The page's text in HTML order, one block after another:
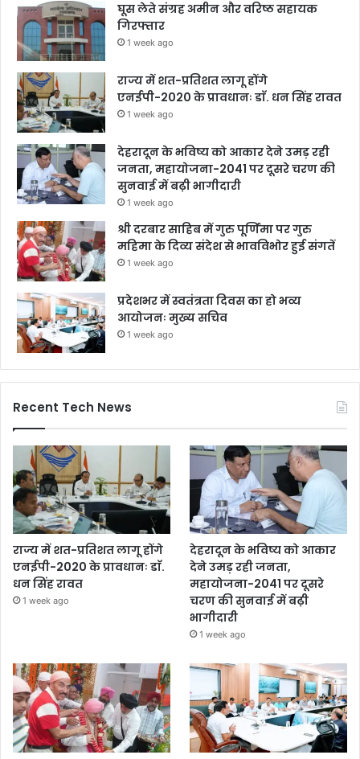
घूस लेते संग्रह अमीन और वरिष्ठ सहायक
गिरफ्तार
1 week ago
राज्य में शत-प्रतिशत लागू होंगे
एनईपी-2020 के प्रावधानः डाॅ. धन सिंह रावत
1 week ago
देहरादून के भविष्य को आकार देने उमड़ रही
जनता, महायोजना-2041 पर दूसरे चरण की
सुनवाई में बढ़ी भागीदारी
1 week ago
श्री दरबार साहिब में गुरु पूर्णिमा पर गुरु
महिमा के दिव्य संदेश से भावविभोर हुई संगतें
1 week ago
प्रदेशभर में स्वतंत्रता दिवस का हो भव्य
आयोजनः मुख्य सचिव
1 week ago
Recent Tech News
राज्य में शत-प्रतिशत लागू होंगे
एनईपी-2020 के प्रावधानः डाॅ.
धन सिंह रावत
1 week ago
देहरादून के भविष्य को आकार
देने उमड़ रही जनता,
महायोजना-2041 पर दूसरे
चरण की सुनवाई में बढ़ी
भागीदारी
1 week ago